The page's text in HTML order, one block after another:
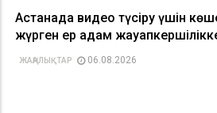
Астанада видео түсіру үшін
жүрген ер адам
ЖАҢАЛЫҚТАР 06.08.2026